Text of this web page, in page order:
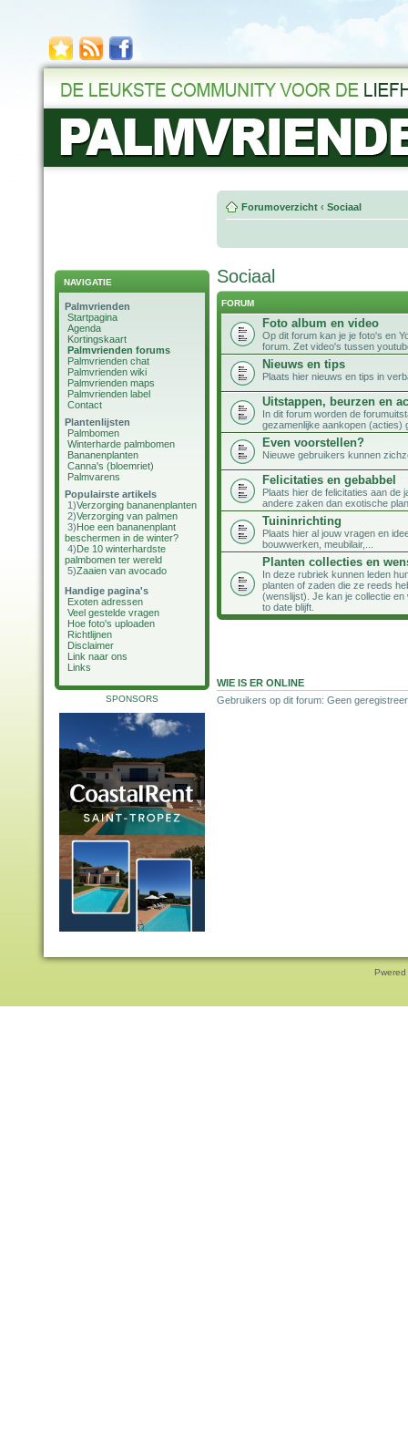
NAVIGATIE
Palmvrienden
Startpagina
Agenda
Kortingskaart
Palmvrienden forums
Palmvrienden chat
Palmvrienden wiki
Palmvrienden maps
Palmvrienden label
Contact
Plantenlijsten
Palmbomen
Winterharde palmbomen
Bananenplanten
Canna's (bloemriet)
Palmvarens
Populairste artikels
1)Verzorging bananenplanten
2)Verzorging van palmen
3)Hoe een bananenplant
beschermen in de winter?
4)De 10 winterhardste
palmbomen ter wereld
5)Zaaien van avocado
Handige pagina's
Exoten adressen
Veel gestelde vragen
Hoe foto's uploaden
Richtlijnen
Disclaimer
Link naar ons
Links
SPONSORS
Forumoverzicht ‹ Sociaal
Sociaal
FORUM
Foto album en video
Op dit forum kan je je foto's en
forum. Zet video's tussen
Nieuws en tips
Plaats hier nieuws en tips in
Uitstappen, beurzen en
In dit forum worden de
gezamenlijke aankopen (acties)
Even voorstellen?
Nieuwe gebruikers kunnen
Felicitaties en gebabbel
Plaats hier de felicitaties aan de
andere zaken dan exotische
Tuininrichting
Plaats hier al jouw vragen en
bouwwerken, meubilair,...
Planten collecties en
In deze rubriek kunnen leden
planten of zaden die ze reeds
(wenslijst). Je kan je collectie
to date blijft.
WIE IS ER ONLINE
Gebruikers op dit forum: Geen